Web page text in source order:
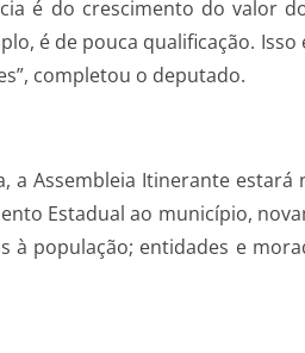
é do crescimento do valor
é de pouca qualificação. Isso
completou o deputado.
Assembleia Itinerante estará
Estadual ao município,
à população; entidades e